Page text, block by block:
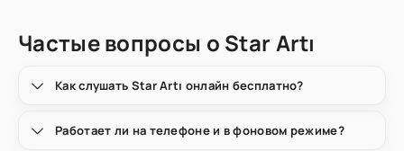
Частые вопросы о Star Artı
Как слушать Star Artı онлайн бесплатно?
Работает ли на телефоне и в фоновом режиме?